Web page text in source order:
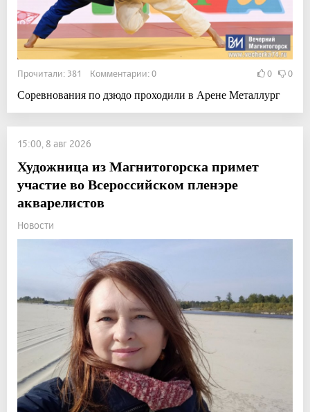
Прочитали: 381 Комментарии: 0 0 0
Соревнования по дзюдо проходили в Арене Металлург
15:00, 8 авг 2026
Художница из Магнитогорска примет
участие во Всероссийском пленэре
акварелистов
Новости